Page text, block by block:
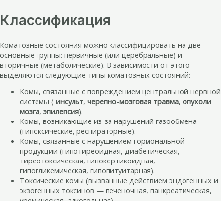
Классификация
Коматозные состояния можно классифицировать на две
основные группы: первичные (или церебральные) и
вторичные (метаболические). В зависимости от этого
выделяются следующие типы коматозных состояний:
Комы, связанные с повреждением центральной нервной
системы ( инсульт, черепно-мозговая травма, опухоли
мозга, эпилепсия).
Комы, возникающие из-за нарушений газообмена
(гипоксические, респираторные).
Комы, связанные с нарушением гормональной
продукции (гипотиреоидная, диабетическая,
тиреотоксическая, гипокортикоидная,
гипогликемическая, гипопитуитарная).
Токсические комы (вызванные действием эндогенных и
экзогенных токсинов — печеночная, панкреатическая,